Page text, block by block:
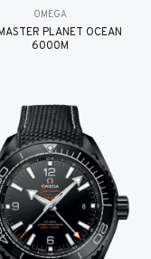
OMEGA
PLANET OCEAN
6000M